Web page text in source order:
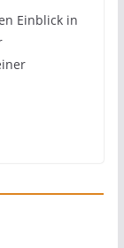
Einblick in